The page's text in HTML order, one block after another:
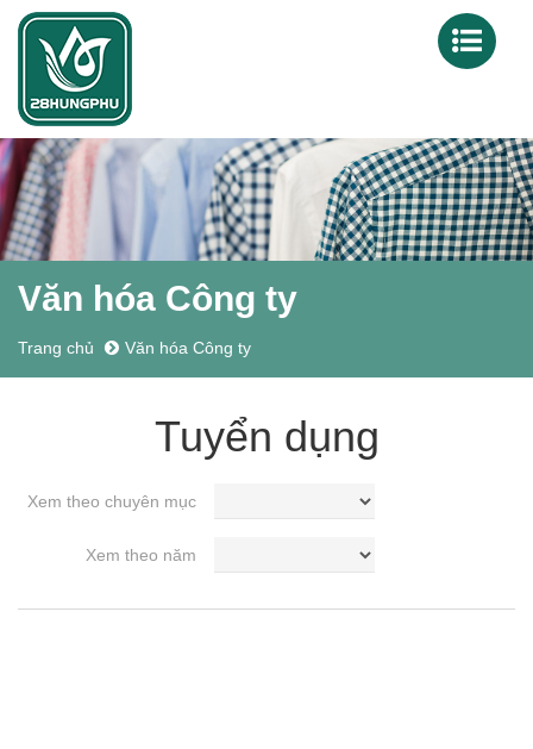
Văn hóa Công ty
Trang chủ Văn hóa Công ty
Tuyển dụng
Xem theo chuyên mục
Xem theo năm